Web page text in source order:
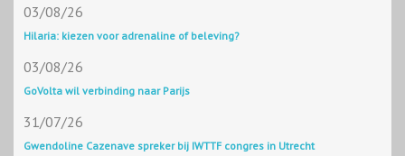
03/08/26
Hilaria: kiezen voor adrenaline of beleving?
03/08/26
GoVolta wil verbinding naar Parijs
31/07/26
Gwendoline Cazenave spreker bij IWTTF congres in Utrecht